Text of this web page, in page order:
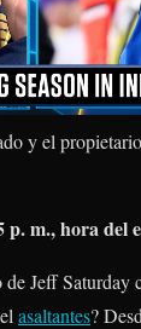
y el
p. m., hora del
Jeff Saturday
asaltantes?